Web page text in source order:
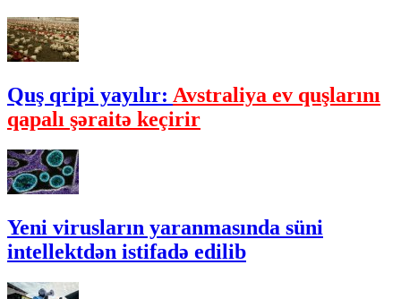
Quş qripi yayılır: Avstraliya ev quşlarını
qapalı şəraitə keçirir
Yeni virusların yaranmasında süni
intellektdən istifadə edilib